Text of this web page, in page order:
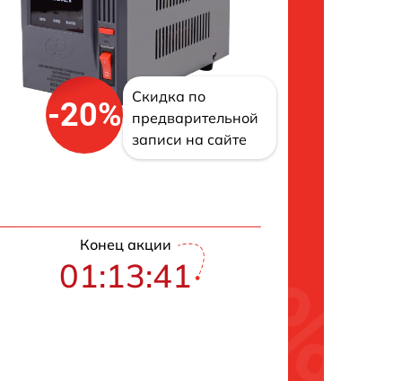
-20%
Скидка по
предварительной
записи на сайте
Конец акции
01:13:40